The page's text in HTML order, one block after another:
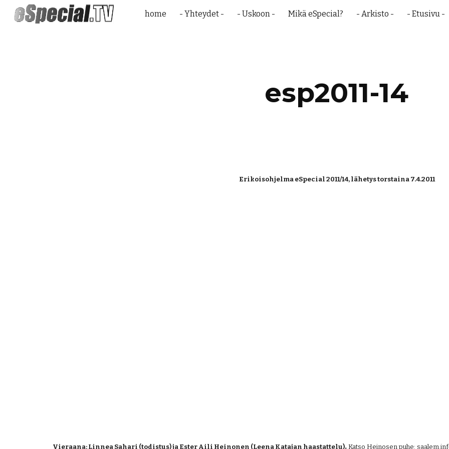
Skip to main content Skip to
home - Yhteydet - - Uskoon - Mikä eSpecial? - Arkisto - - Etusivu -
esp2011-14
Erikoisohjelma eSpecial 2011/14, lähetys torstaina 7.4.2011
Vieraana: Linnea Sahari (todistus) ja Ester Aili Heinonen (Leena Katajan haastattelu). Katso Heinosen puhe: